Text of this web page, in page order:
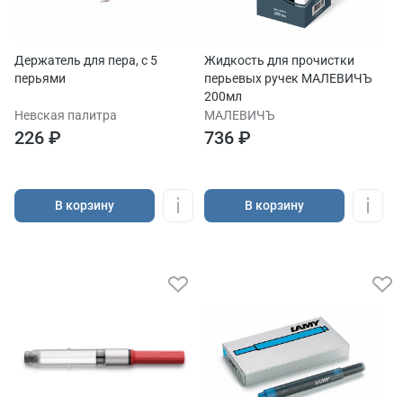
Держатель для пера, с 5
перьями
Невская палитра
226 ₽
В корзину
Жидкость для прочистки
перьевых ручек МАЛЕВИЧЪ
200мл
МАЛЕВИЧЪ
736 ₽
В корзину